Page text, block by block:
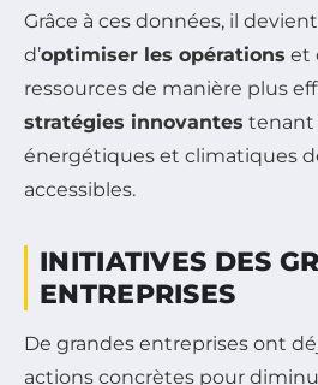
Grâce à ces données, il
d’optimiser les opérations et
ressources de manière plus
stratégies innovantes tenant
énergétiques et climatiques
accessibles.
INITIATIVES DES
ENTREPRISES
De grandes entreprises ont
actions concrètes pour